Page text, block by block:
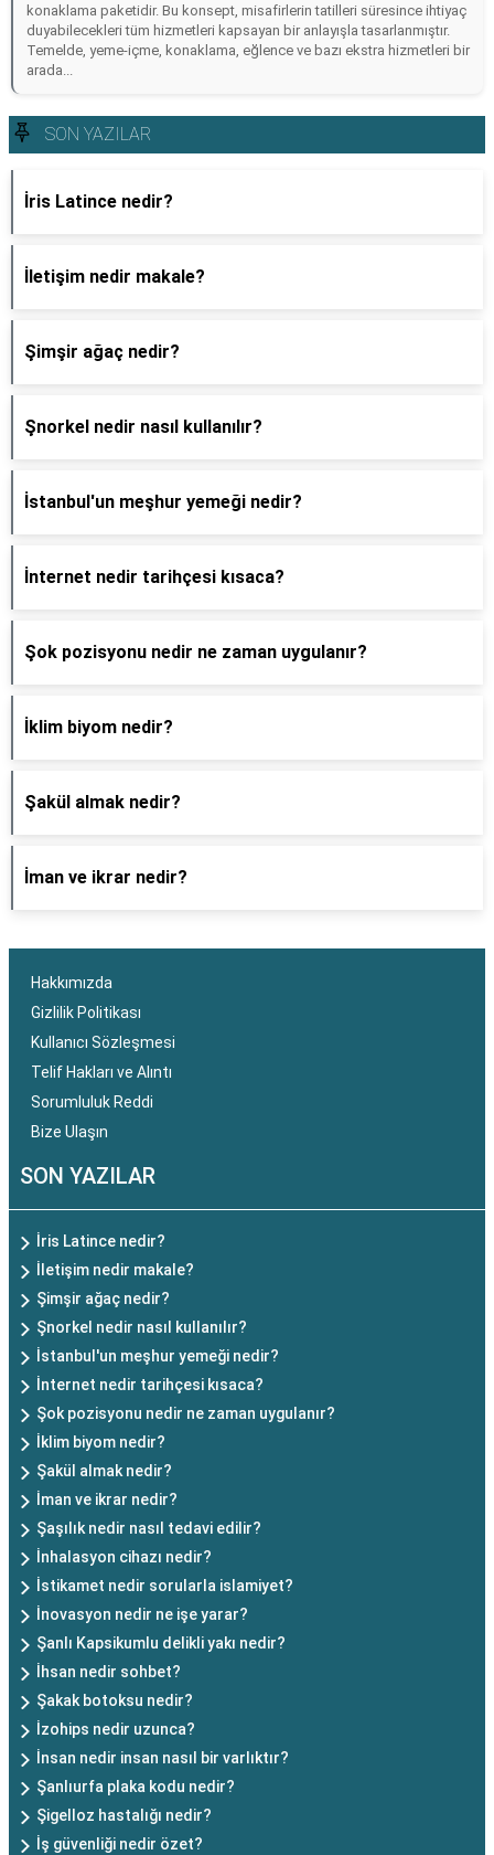
konaklama paketidir. Bu konsept, misafirlerin tatilleri süresince ihtiyaç
duyabilecekleri tüm hizmetleri kapsayan bir anlayışla tasarlanmıştır.
Temelde, yeme-içme, konaklama, eğlence ve bazı ekstra hizmetleri bir
arada...
SON YAZILAR
İris Latince nedir?
İletişim nedir makale?
Şimşir ağaç nedir?
Şnorkel nedir nasıl kullanılır?
İstanbul'un meşhur yemeği nedir?
İnternet nedir tarihçesi kısaca?
Şok pozisyonu nedir ne zaman uygulanır?
İklim biyom nedir?
Şakül almak nedir?
İman ve ikrar nedir?
Hakkımızda
Gizlilik Politikası
Kullanıcı Sözleşmesi
Telif Hakları ve Alıntı
Sorumluluk Reddi
Bize Ulaşın
SON YAZILAR
İris Latince nedir?
İletişim nedir makale?
Şimşir ağaç nedir?
Şnorkel nedir nasıl kullanılır?
İstanbul'un meşhur yemeği nedir?
İnternet nedir tarihçesi kısaca?
Şok pozisyonu nedir ne zaman uygulanır?
İklim biyom nedir?
Şakül almak nedir?
İman ve ikrar nedir?
Şaşılık nedir nasıl tedavi edilir?
İnhalasyon cihazı nedir?
İstikamet nedir sorularla islamiyet?
İnovasyon nedir ne işe yarar?
Şanlı Kapsikumlu delikli yakı nedir?
İhsan nedir sohbet?
Şakak botoksu nedir?
İzohips nedir uzunca?
İnsan nedir insan nasıl bir varlıktır?
Şanlıurfa plaka kodu nedir?
Şigelloz hastalığı nedir?
İş güvenliği nedir özet?